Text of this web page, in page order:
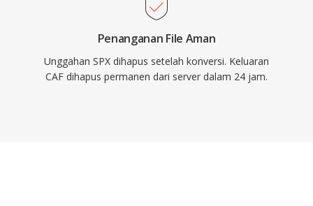
Penanganan File Aman
Unggahan SPX dihapus setelah konversi. Keluaran
CAF dihapus permanen dari server dalam 24 jam.